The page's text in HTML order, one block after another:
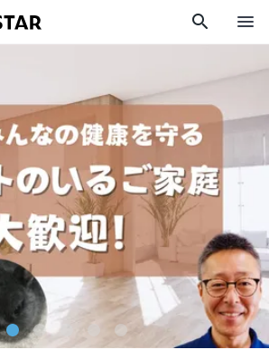
search menu